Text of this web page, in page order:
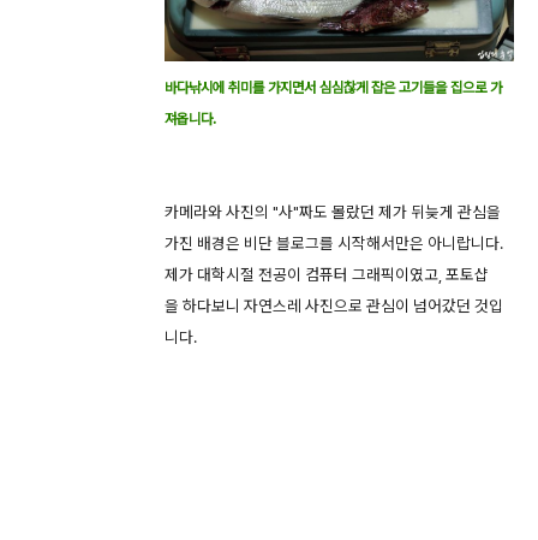
바다낚시에 취미를 가지면서 심심찮게 잡은 고기들을 집으로 가
져옵니다.
카메라와 사진의 "사"짜도 몰랐던 제가 뒤늦게 관심을
가진 배경은 비단 블로그를 시작해서만은 아니랍니다.
제가 대학시절 전공이 컴퓨터 그래픽이였고, 포토샵
을 하다보니 자연스레 사진으로 관심이 넘어갔던 것입
니다.